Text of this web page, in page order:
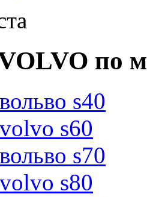
по
s40
s60
s70
s80